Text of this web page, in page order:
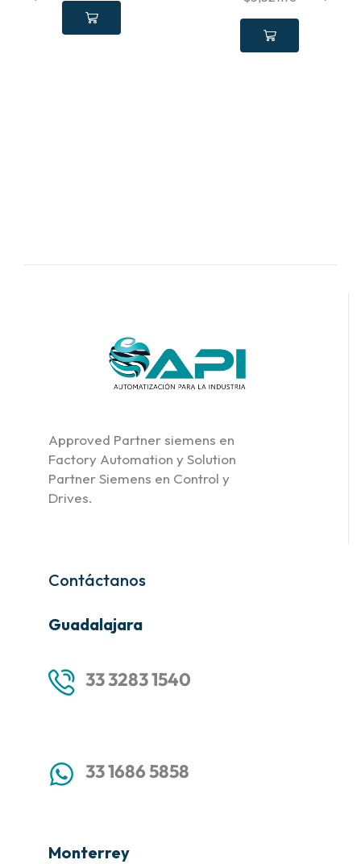
Approved Partner siemens en
Factory Automation y Solution
Partner Siemens en Control y
Drives.
Contáctanos
Guadalajara
33 3283 1540
33 1686 5858
Monterrey